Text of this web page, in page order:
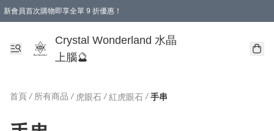
新會員首次購物即享全單 9 折優惠！
Crystal Wonderland 水晶
上腦🔮
首頁 / 所有商品 / 虎眼石 / 紅虎眼石 / 手串